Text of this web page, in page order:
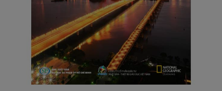
SÁCH
SÁCH
TIẾNG
SÁCH
NGOẠI